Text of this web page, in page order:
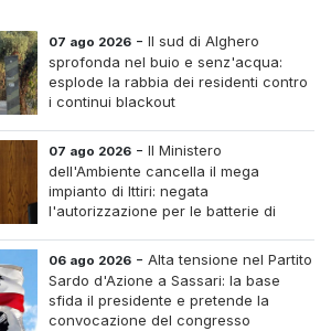
07 ago 2026 -Il sud di Alghero
sprofonda nel buio e senz'acqua:
esplode la rabbia dei residenti contro
i continui blackout
07 ago 2026 -Il Ministero
dell'Ambiente cancella il mega
impianto di Ittiri: negata
l'autorizzazione per le batterie di
06 ago 2026 -Alta tensione nel Partito
Sardo d'Azione a Sassari: la base
sfida il presidente e pretende la
convocazione del congresso